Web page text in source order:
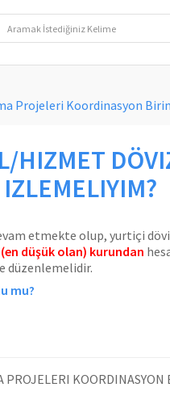
Projeleri Koordinasyon
HIZMET
IZLEMELIYIM?
etmekte olup, yurtiçi
düşük olan) kurundan
düzenlemelidir.
mu?
PROJELERI KOORDINASYON